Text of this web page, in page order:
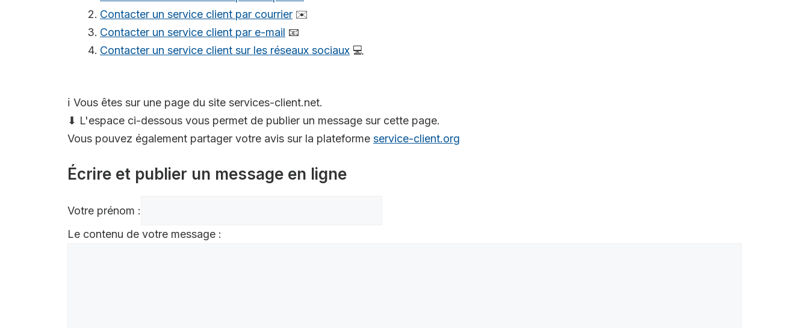
Contacter un service client par courrier ✉️
Contacter un service client par e-mail 📧
Contacter un service client sur les réseaux sociaux 💻
ℹ️ Vous êtes sur une page du site services-client.net.
⬇ L'espace ci-dessous vous permet de publier un message sur cette page.
Vous pouvez également partager votre avis sur la plateforme service-client.org
Écrire et publier un message en ligne
Votre prénom :
Le contenu de votre message :